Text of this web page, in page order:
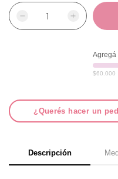
Agregá
$60.000
¿Querés hacer un
Descripción